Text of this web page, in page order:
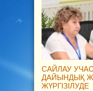
САЙЛАУ
ДАЙЫНДЫҚ
ЖҮРГІЗІЛУДЕ